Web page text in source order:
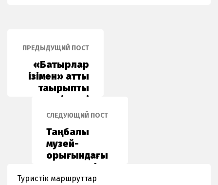
ПРЕДЫДУЩИЙ ПОСТ
«Батырлар
ізімен» атты
тақырыптық
дәріс өтті
СЛЕДУЮЩИЙ ПОСТ
Таңбалы
музей-
қорығындағы
петроглифтер
мен
Туристік маршруттар